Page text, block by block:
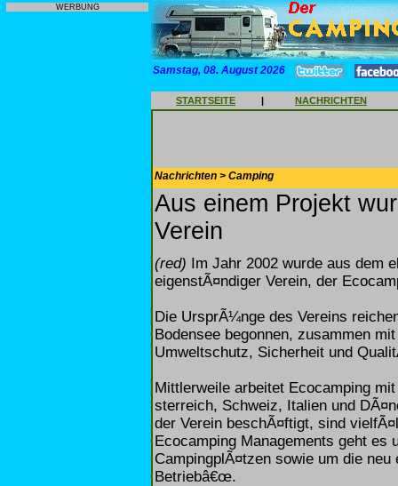
WERBUNG
Samstag, 08. August 2026
STARTSEITE | NACHRICHTEN
Nachrichten > Camping
Aus einem Projekt
Verein
(red) Im Jahr 2002 wurde aus dem
eigenstÃ¤ndiger Verein, der
Die UrsprÃ¼nge des Vereins
Bodensee begonnen, zusammen
Umweltschutz, Sicherheit und
Mittlerweile arbeitet Ecocamping
sterreich, Schweiz, Italien und
der Verein beschÃ¤ftigt, sind
Ecocamping Managements geht es
CampingplÃ¤tzen sowie um die
Betriebâ€œ.